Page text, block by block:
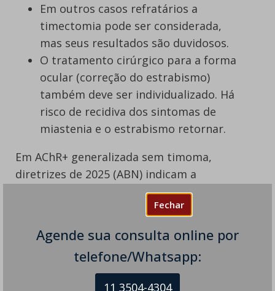
Fechar
Agende sua consulta online por
telefone/Whatsapp:
11 3504-4304
Em outros casos refratários a
timectomia pode ser considerada,
mas seus resultados são duvidosos.
O tratamento cirúrgico para a forma
ocular (correção do estrabismo)
também deve ser individualizado. Há
risco de recidiva dos sintomas de
miastenia e o estrabismo retornar.
Em AChR+ generalizada sem timoma,
diretrizes de 2025 (ABN) indicam a
timectomia precoce, combinada a terapia
imunossupressora, para remissão
Para saber mais sobre a Miastenia Gravis,
consulte seu neurologista de confiança,
obtenha um diagnóstico preciso e o